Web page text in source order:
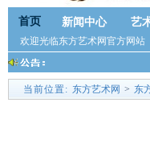
首页 新闻中心 艺
欢迎光临东方艺术网官方网站
当前位置: 东方艺术网 > 东